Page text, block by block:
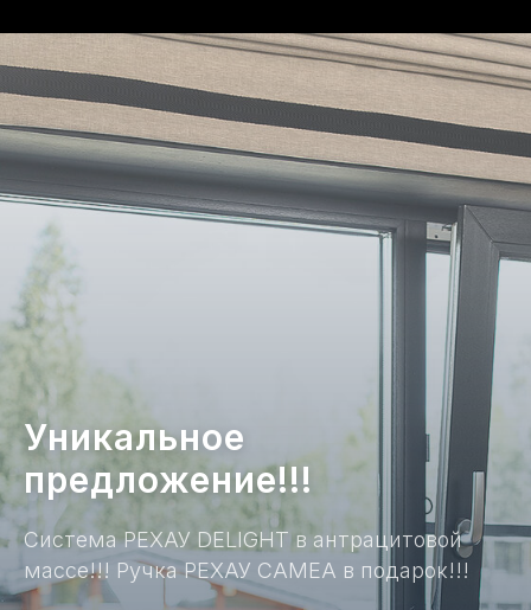
Уникальное
предложение!!!
Система РЕХАУ DELIGHT в антрацитовой
массе!!! Ручка РЕХАУ CAMEA в подарок!!!